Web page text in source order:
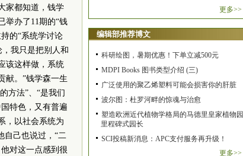
家都知道，钱学
举办了11期的“钱
的“系统学讨论
我只是把别人和
该这样做，系统
献。”钱学森一生
方法”、“是我们
特色，又有普遍
，以社会系统为
自己也说过，“二
对这一点感到很
更多>>
编辑部推荐博文
科研绘图，暑期优惠！下单立减500元
MDPI Books 图书类型介绍 (三)
广泛使用的聚乙烯塑料可能会损害你的肝脏
波尔图：杜罗河畔的惊魂与治愈
塑造欧洲近代植物学格局的马德里皇家植物园
里程碑式园长
SCI投稿新消息：APC支付服务再升级！
更多>>